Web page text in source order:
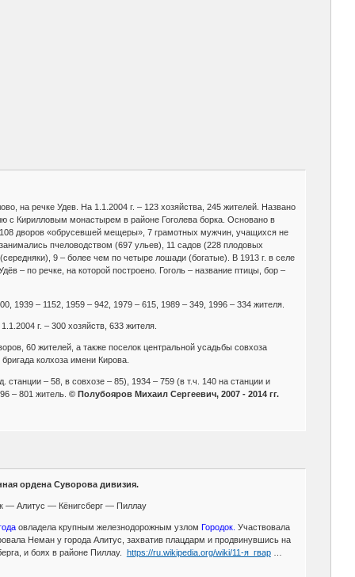
на речке Удев. На 1.1.2004 г. – 123 хозяйства, 245 жителей. Названо
с Кирилловым монастырем в районе Гоголева борка. Основано в
108 дворов «обрусевшей мещеры», 7 грамотных мужчин, учащихся не
пчеловодством (697 ульев), 11 садов (228 плодовых
9 – более чем по четыре лошади (богатые). В 1913 г. в селе
– по речке, на которой построено. Гоголь – название птицы, бор –
1939 – 1152, 1959 – 942, 1979 – 615, 1989 – 349, 1996 – 334 жителя.
г. – 300 хозяйств, 633 жителя.
60 жителей, а также поселок центральной усадьбы совхоза
колхоза имени Кирова.
– 58, в совхозе – 85), 1934 – 759 (в т.ч. 140 на станции и
– 801 житель. © Полубояров Михаил Сергеевич, 2007 - 2014 гг.
ордена Суворова дивизия.
— Алитус — Кёнигсберг — Пиллау
овладела крупным железнодорожным узлом Городок. Участвовала
Неман у города Алитус, захватив плацдарм и продвинувшись на
и боях в районе Пиллау. https://ru.wikipedia.org/wiki/11-я_гвар…